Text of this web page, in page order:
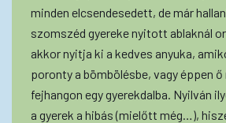
minden elcsendesedett, de már
szomszéd gyereke nyitott ablaknál
akkor nyitja ki a kedves anyuka,
poronty a bömbölésbe, vagy éppen
fejhangon egy gyerekdalba. Nyilván
a gyerek a hibás (mielőtt még…),